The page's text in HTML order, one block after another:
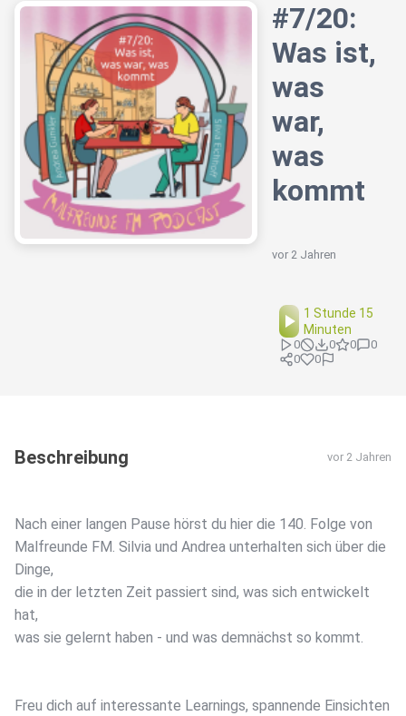
#7/20:
Was ist,
was
war,
was
kommt
vor 2 Jahren
1 Stunde 15
Minuten
0 0 0
0
0
0
Beschreibung vor 2 Jahren
Nach einer langen Pause hörst du hier die 140. Folge von
Malfreunde FM. Silvia und Andrea unterhalten sich über die
Dinge,
die in der letzten Zeit passiert sind, was sich entwickelt
hat,
was sie gelernt haben - und was demnächst so kommt.
Freu dich auf interessante Learnings, spannende Einsichten